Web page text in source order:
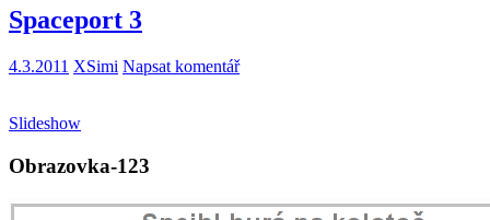
Spaceport 3
4.3.2011 XSimi Napsat komentář
Slideshow
Obrazovka-123